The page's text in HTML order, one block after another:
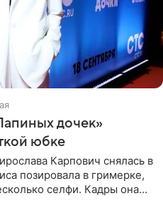
дочек»
юбке
Карпович снялась в
позировала в гримерке,
селфи. Кадры она